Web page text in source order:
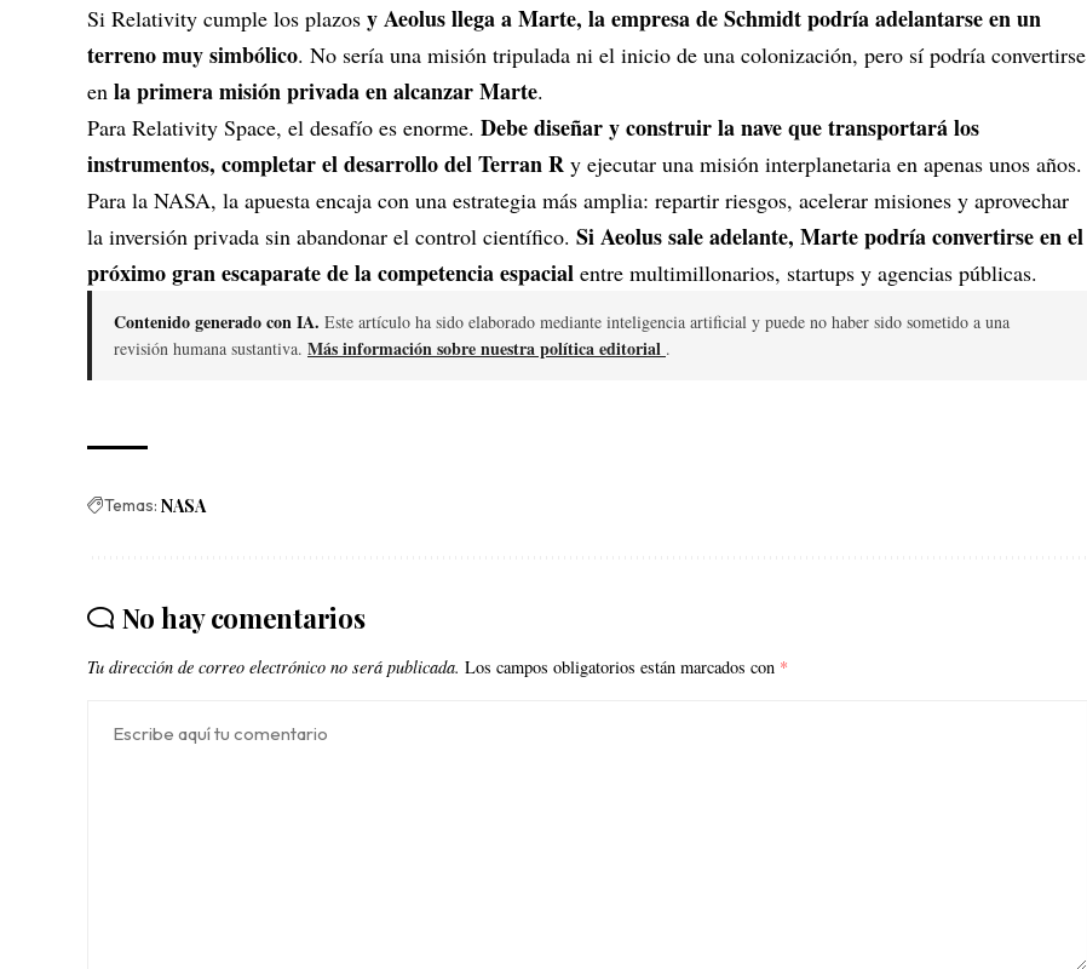
Si Relativity cumple los plazos y Aeolus llega a Marte, la empresa de Schmidt podría adelantarse en un
terreno muy simbólico. No sería una misión tripulada ni el inicio de una colonización, pero sí podría convertirse
en la primera misión privada en alcanzar Marte.
Para Relativity Space, el desafío es enorme. Debe diseñar y construir la nave que transportará los
instrumentos, completar el desarrollo del Terran R y ejecutar una misión interplanetaria en apenas unos años.
Para la NASA, la apuesta encaja con una estrategia más amplia: repartir riesgos, acelerar misiones y aprovechar
la inversión privada sin abandonar el control científico. Si Aeolus sale adelante, Marte podría convertirse en el
próximo gran escaparate de la competencia espacial entre multimillonarios, startups y agencias públicas.
Contenido generado con IA. Este artículo ha sido elaborado mediante inteligencia artificial y puede no haber sido sometido a una
revisión humana sustantiva. Más información sobre nuestra política editorial .
Temas: NASA
No hay comentarios
Tu dirección de correo electrónico no será publicada. Los campos obligatorios están marcados con *